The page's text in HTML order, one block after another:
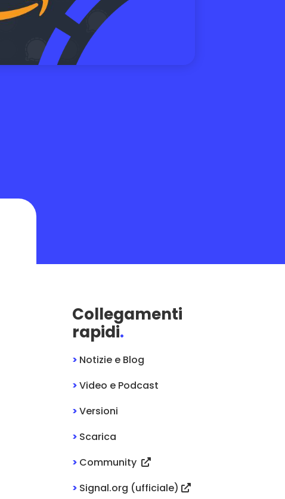
Collegamenti
rapidi.
> Notizie e Blog
>Video e Podcast
>Versioni
> Scarica
> Community
> Signal.org (ufficiale)